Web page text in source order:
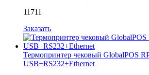
11711
Заказать
Термопринтер чековый GlobalPOS
USB+RS232+Ethernet